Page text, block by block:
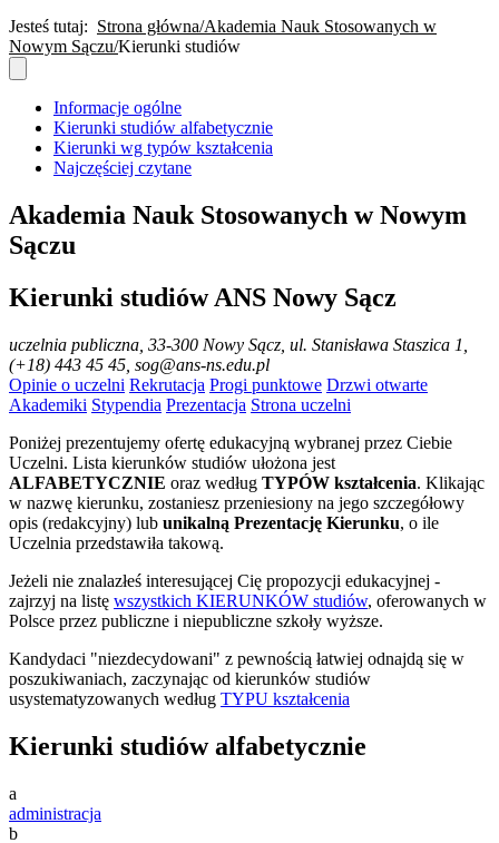
Jesteś tutaj: Strona główna Akademia Nauk Stosowanych w
Nowym Sączu Kierunki studiów
Informacje ogólne
Kierunki studiów alfabetycznie
Kierunki wg typów kształcenia
Najczęściej czytane
Akademia Nauk Stosowanych w Nowym
Sączu
Kierunki studiów ANS Nowy Sącz
uczelnia publiczna , 33-300 Nowy Sącz, ul. Stanisława Staszica 1,
(+18) 443 45 45, sog@ans-ns.edu.pl
Opinie o uczelni Rekrutacja Progi punktowe Drzwi otwarte
Akademiki Stypendia Prezentacja Strona uczelni
Poniżej prezentujemy ofertę edukacyjną wybranej przez Ciebie
Uczelni. Lista kierunków studiów ułożona jest
ALFABETYCZNIE oraz według TYPÓW kształcenia. Klikając
w nazwę kierunku, zostaniesz przeniesiony na jego szczegółowy
opis (redakcyjny) lub unikalną Prezentację Kierunku, o ile
Uczelnia przedstawiła takową.
Jeżeli nie znalazłeś interesującej Cię propozycji edukacyjnej -
zajrzyj na listę wszystkich KIERUNKÓW studiów, oferowanych w
Polsce przez publiczne i niepubliczne szkoły wyższe.
Kandydaci "niezdecydowani" z pewnością łatwiej odnajdą się w
poszukiwaniach, zaczynając od kierunków studiów
usystematyzowanych według TYPU kształcenia
Kierunki studiów alfabetycznie
a
administracja
b